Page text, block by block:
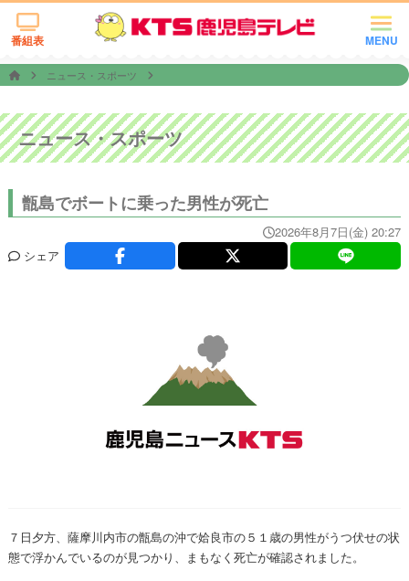
MENU
番組表
ニュース・スポーツ
ニュース・スポーツ
甑島でボートに乗った男性が死亡
2026年8月7日(金) 20:27
シェア
７日夕方、薩摩川内市の甑島の沖で姶良市の５１歳の男性がうつ伏せの状
態で浮かんでいるのが見つかり、まもなく死亡が確認されました。